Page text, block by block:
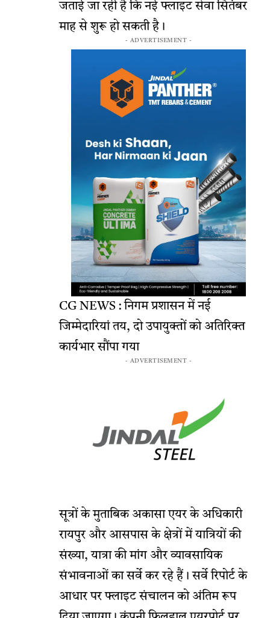
जताई जा रही है कि नई फ्लाइट सेवा सितंबर
माह से शुरू हो सकती है।
- ADVERTISEMENT -
CG NEWS : निगम प्रशासन में नई
जिम्मेदारियां तय, दो उपायुक्तों को अतिरिक्त
कार्यभार सौंपा गया
- ADVERTISEMENT -
सूत्रों के मुताबिक अकासा एयर के अधिकारी
रायपुर और आसपास के क्षेत्रों में यात्रियों की
संख्या, यात्रा की मांग और व्यावसायिक
संभावनाओं का सर्वे कर रहे हैं। सर्वे रिपोर्ट के
आधार पर फ्लाइट संचालन को अंतिम रूप